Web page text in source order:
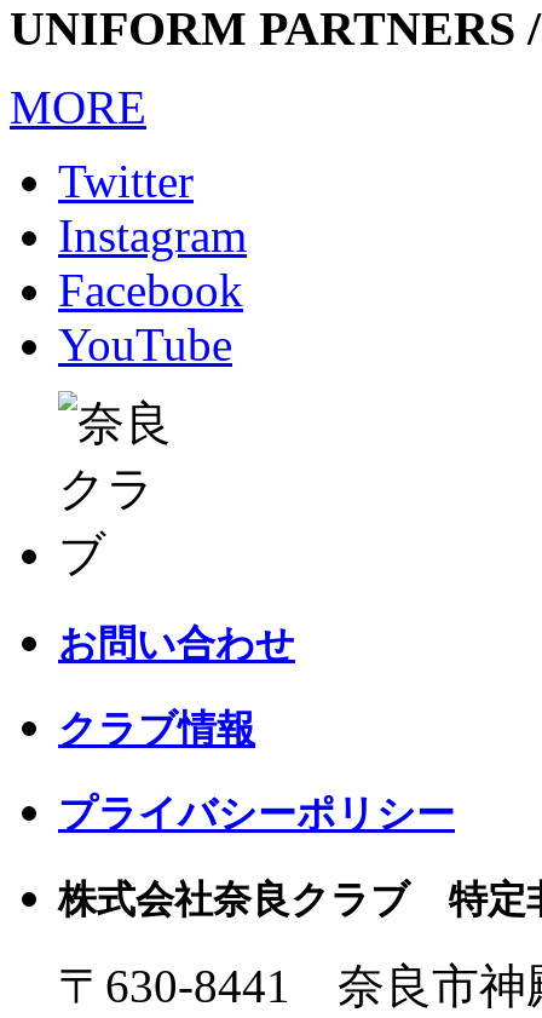
UNIFORM PARTNERS
MORE
Twitter
Instagram
Facebook
YouTube
お問い合わせ
クラブ情報
プライバシーポリシー
株式会社奈良クラブ 特定
〒630-8441 奈良市